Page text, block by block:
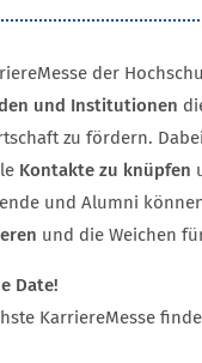
der
und Institutionen
zu fördern.
Kontakte zu knüpfen
und Alumni
und die Weichen
Date!
KarriereMesse